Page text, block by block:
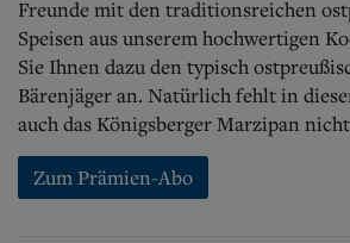
Freunde mit den traditionsreichen
Speisen aus unserem hochwertigen
Sie Ihnen dazu den typisch
Bärenjäger an. Natürlich fehlt in
auch das Königsberger Marzipan
Zum Prämien-Abo